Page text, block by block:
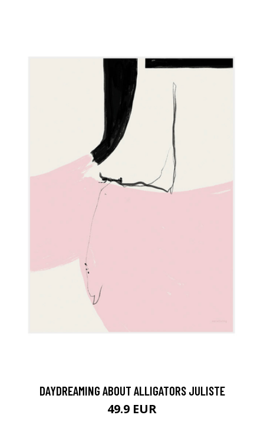
DAYDREAMING ABOUT ALLIGATORS JULISTE
49.9 EUR